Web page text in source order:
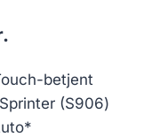
pris
er:
betjent
(S906)